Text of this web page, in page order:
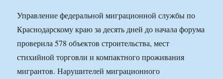
Управление федеральной миграционной службы по
Краснодарскому краю за десять дней до начала форума
проверила 578 объектов строительства, мест
стихийной торговли и компактного проживания
мигрантов. Нарушителей миграционного